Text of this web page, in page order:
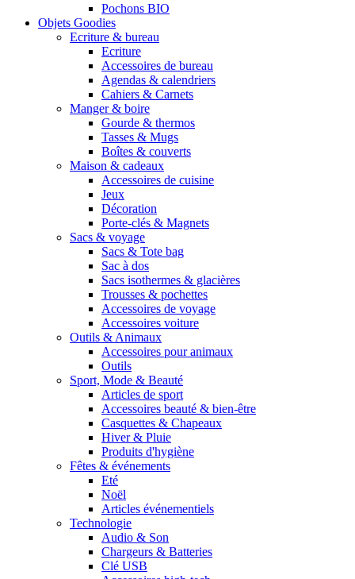
Pochons BIO
Objets Goodies
Ecriture & bureau
Ecriture
Accessoires de bureau
Agendas & calendriers
Cahiers & Carnets
Manger & boire
Gourde & thermos
Tasses & Mugs
Boîtes & couverts
Maison & cadeaux
Accessoires de cuisine
Jeux
Décoration
Porte-clés & Magnets
Sacs & voyage
Sacs & Tote bag
Sac à dos
Sacs isothermes & glacières
Trousses & pochettes
Accessoires de voyage
Accessoires voiture
Outils & Animaux
Accessoires pour animaux
Outils
Sport, Mode & Beauté
Articles de sport
Accessoires beauté & bien-être
Casquettes & Chapeaux
Hiver & Pluie
Produits d'hygiène
Fêtes & événements
Eté
Noël
Articles événementiels
Technologie
Audio & Son
Chargeurs & Batteries
Clé USB